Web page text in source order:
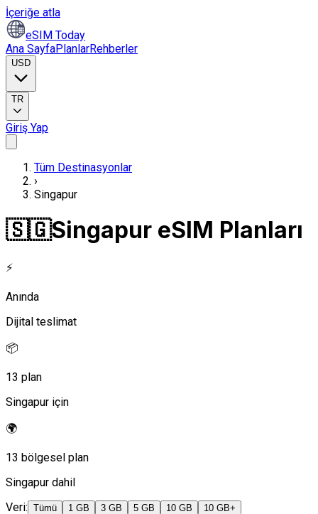
İçeriğe atla
eSIM Today
Ana SayfaPlanlarRehberler
USD
TR
Giriş Yap
Tüm Destinasyonlar
›
Singapur
🇸🇬Singapur eSIM Planları
⚡
Anında
Dijital teslimat
📦
13 plan
Singapur için
🌍
13 bölgesel plan
Singapur dahil
Veri: Tümü 1 GB 3 GB 5 GB 10 GB 10 GB+